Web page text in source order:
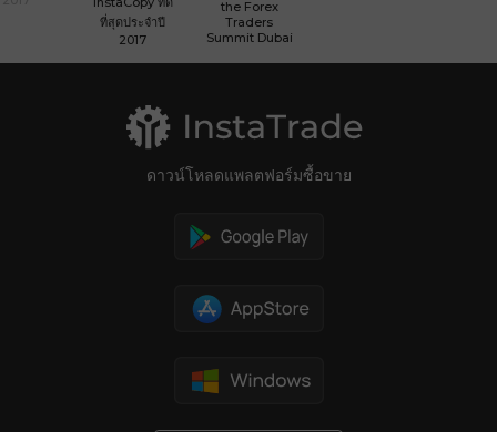
ที่สุดประจำปี
2017
the Forex
Traders
Summit Dubai
ดาวน์โหลดแพลตฟอร์มซื้อขาย